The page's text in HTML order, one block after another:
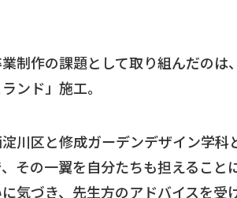
制作の課題として取り組んだの
ンド」施工。
川区と修成ガーデンデザイン学
その一翼を自分たちも担えるこ
に気づき、先生方のアドバイスを